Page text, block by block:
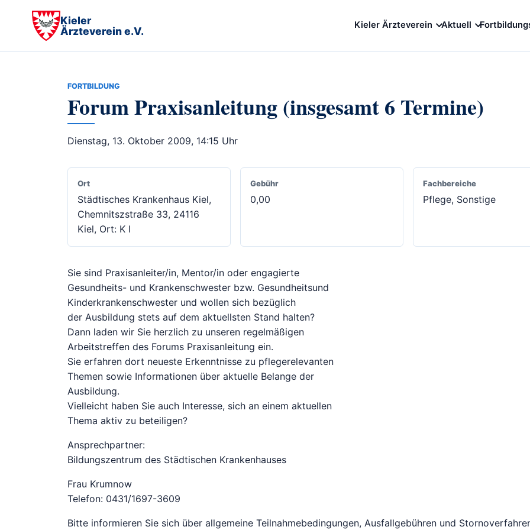
Kieler
Ärzteverein e.V.
Kieler Ärzteverein Aktuell
FORTBILDUNG
Forum Praxisanleitung (insgesamt 6 Termine)
Dienstag, 13. Oktober 2009, 14:15 Uhr
Ort
Städtisches Krankenhaus Kiel,
Chemnitszstraße 33, 24116
Kiel, Ort: K I
Gebühr
0,00
Fachbereiche
Pflege, Sonstige
Sie sind Praxisanleiter/in, Mentor/in oder engagierte
Gesundheits- und Krankenschwester bzw. Gesundheitsund
Kinderkrankenschwester und wollen sich bezüglich
der Ausbildung stets auf dem aktuellsten Stand halten?
Dann laden wir Sie herzlich zu unseren regelmäßigen
Arbeitstreffen des Forums Praxisanleitung ein.
Sie erfahren dort neueste Erkenntnisse zu pflegerelevanten
Themen sowie Informationen über aktuelle Belange der
Ausbildung.
Vielleicht haben Sie auch Interesse, sich an einem aktuellen
Thema aktiv zu beteiligen?
Ansprechpartner:
Bildungszentrum des Städtischen Krankenhauses
Frau Krumnow
Telefon: 0431/1697-3609
Bitte informieren Sie sich über allgemeine Teilnahmebedingungen, Ausfallgebühren und